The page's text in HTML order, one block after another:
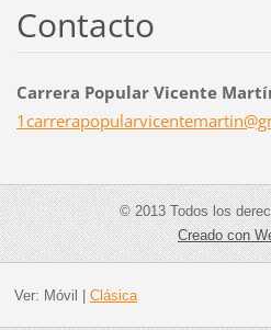
Contacto
Carrera Popular Vicente
1carrerapopularvicentema
© 2013 Todos los
Creado con
Ver: Móvil Clásica